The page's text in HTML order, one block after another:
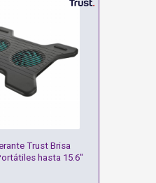
Trust Brisa
hasta 15.6"